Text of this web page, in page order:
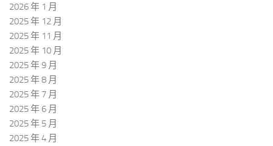
2026 年 1 月
2025 年 12 月
2025 年 11 月
2025 年 10 月
2025 年 9 月
2025 年 8 月
2025 年 7 月
2025 年 6 月
2025 年 5 月
2025 年 4 月